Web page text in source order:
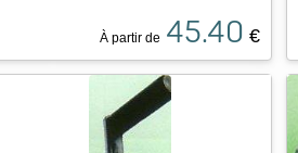
À partir de 45.40 €